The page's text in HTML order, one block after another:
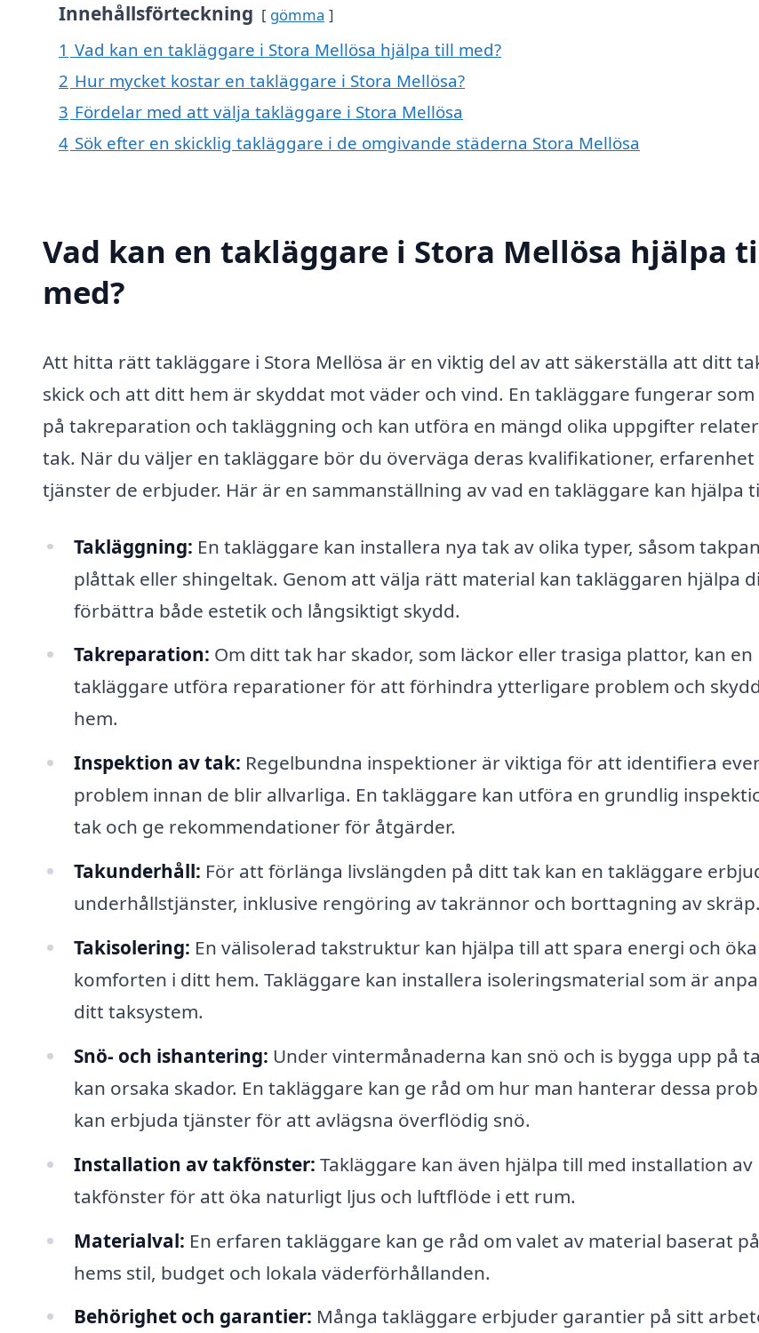
Innehållsförteckning gömma
1 Vad kan en takläggare i Stora Mellösa hjälpa till med?
2 Hur mycket kostar en takläggare i Stora Mellösa?
3 Fördelar med att välja takläggare i Stora Mellösa
4 Sök efter en skicklig takläggare i de omgivande städerna Stora Mellösa
Vad kan en takläggare i Stora Mellösa hjälpa
med?
Att hitta rätt takläggare i Stora Mellösa är en viktig del av att säkerställa att ditt
skick och att ditt hem är skyddat mot väder och vind. En takläggare fungerar
på takreparation och takläggning och kan utföra en mängd olika uppgifter
tak. När du väljer en takläggare bör du överväga deras kvalifikationer, erfarenhet
tjänster de erbjuder. Här är en sammanställning av vad en takläggare kan hjälpa
Takläggning: En takläggare kan installera nya tak av olika typer, såsom
plåttak eller shingeltak. Genom att välja rätt material kan takläggaren hjälpa
förbättra både estetik och långsiktigt skydd.
Takreparation: Om ditt tak har skador, som läckor eller trasiga plattor, kan en
takläggare utföra reparationer för att förhindra ytterligare problem och
hem.
Inspektion av tak: Regelbundna inspektioner är viktiga för att identifiera
problem innan de blir allvarliga. En takläggare kan utföra en grundlig
tak och ge rekommendationer för åtgärder.
Takunderhåll: För att förlänga livslängden på ditt tak kan en takläggare
underhållstjänster, inklusive rengöring av takrännor och borttagning av skräp.
Takisolering: En välisolerad takstruktur kan hjälpa till att spara energi och öka
komforten i ditt hem. Takläggare kan installera isoleringsmaterial som är
ditt taksystem.
Snö- och ishantering: Under vintermånaderna kan snö och is bygga upp på
kan orsaka skador. En takläggare kan ge råd om hur man hanterar dessa
kan erbjuda tjänster för att avlägsna överflödig snö.
Installation av takfönster: Takläggare kan även hjälpa till med installation av
takfönster för att öka naturligt ljus och luftflöde i ett rum.
Materialval: En erfaren takläggare kan ge råd om valet av material baserat
hems stil, budget och lokala väderförhållanden.
Behörighet och garantier: Många takläggare erbjuder garantier på sitt